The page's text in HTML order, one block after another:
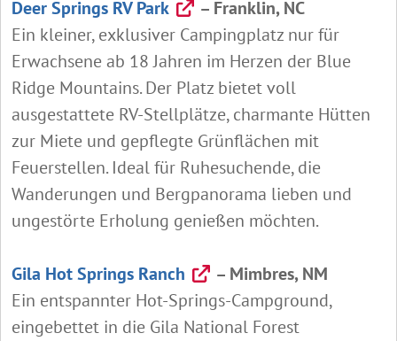
Deer Springs RV Park
– Franklin, NC
Ein kleiner, exklusiver Campingplatz nur für
Erwachsene ab 18 Jahren im Herzen der Blue
Ridge Mountains. Der Platz bietet voll
ausgestattete RV‑Stellplätze, charmante Hütten
zur Miete und gepflegte Grünflächen mit
Feuerstellen. Ideal für Ruhesuchende, die
Wanderungen und Bergpanorama lieben und
ungestörte Erholung genießen möchten.
Gila Hot Springs Ranch
– Mimbres, NM
Ein entspannter Hot‑Springs‑Campground,
eingebettet in die Gila National Forest